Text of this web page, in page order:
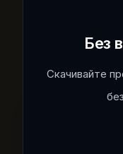
Без
Скачивайте